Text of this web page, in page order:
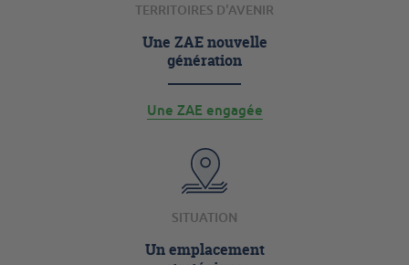
TERRITOIRES D'AVENIR
Une ZAE nouvelle
génération
Une ZAE engagée
SITUATION
Un emplacement